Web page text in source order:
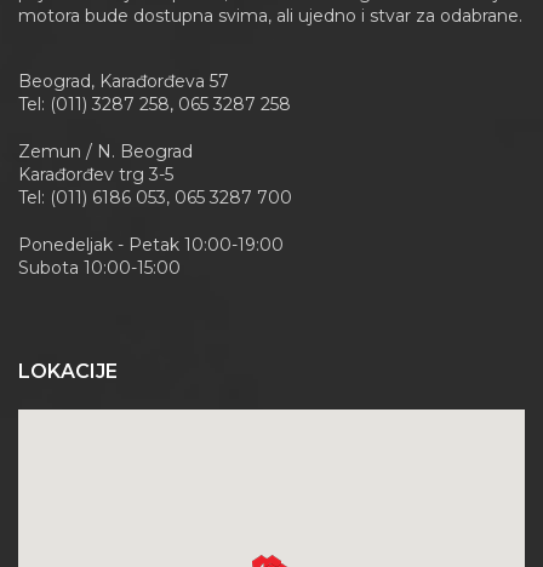
motora bude dostupna svima, ali ujedno i stvar za odabrane.
Beograd, Karađorđeva 57
Tel: (011) 3287 258, 065 3287 258
Zemun / N. Beograd
Karađorđev trg 3-5
Tel: (011) 6186 053, 065 3287 700
Ponedeljak - Petak 10:00-19:00
Subota 10:00-15:00
LOKACIJE